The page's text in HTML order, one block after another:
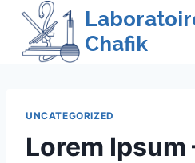
Skip
content
Chafik
UNCATEGORIZED
Lorem